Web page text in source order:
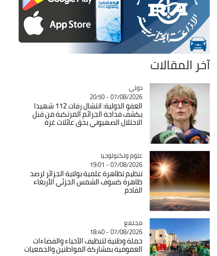
آخر المقالات
Catégorie
دولي
07/08/2026 - 20:50
العفو الدولية: انتشال رفات 112 شهيدا
يكشف فداحة الجرائم المرتكبة من قبل
الاحتلال الصهيوني بحق عائلات غزة
Catégorie
علوم وتكنولوجيا
07/08/2026 - 19:01
تنظيم تظاهرة علمية بولاية الجزائر لرصد
ظاهرة كسوف الشمس الجزئي الأربعاء
القادم
Catégorie
مجتمع
07/08/2026 - 18:40
حملة وطنية لتنظيف الأحياء والفضاءات
العمومية بمشاركة المواطنين والجمعيات